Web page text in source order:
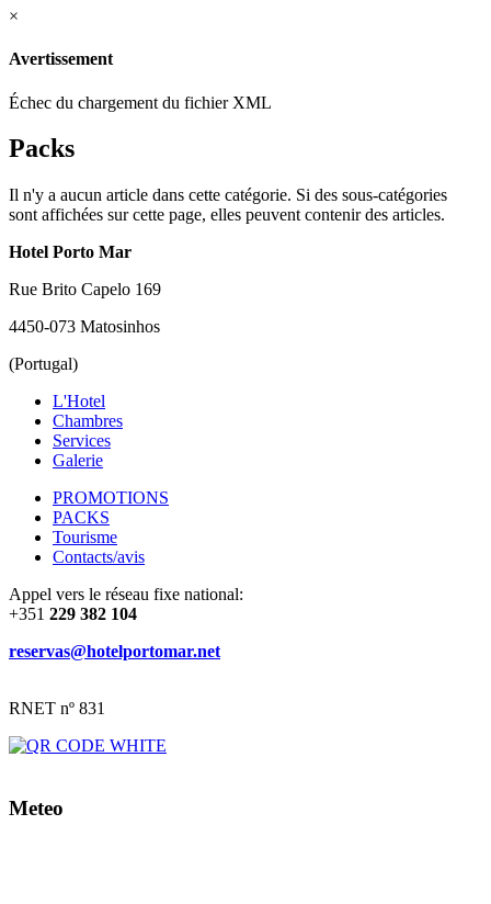
×
Avertissement
Échec du chargement du fichier XML
Packs
Il n'y a aucun article dans cette catégorie. Si des sous-catégories
sont affichées sur cette page, elles peuvent contenir des articles.
Hotel Porto Mar
Rue Brito Capelo 169
4450-073 Matosinhos
(Portugal)
L'Hotel
Chambres
Services
Galerie
PROMOTIONS
PACKS
Tourisme
Contacts/avis
Appel vers le réseau fixe national:
+351 229 382 104
reservas@hotelportomar.net
RNET nº 831
Meteo